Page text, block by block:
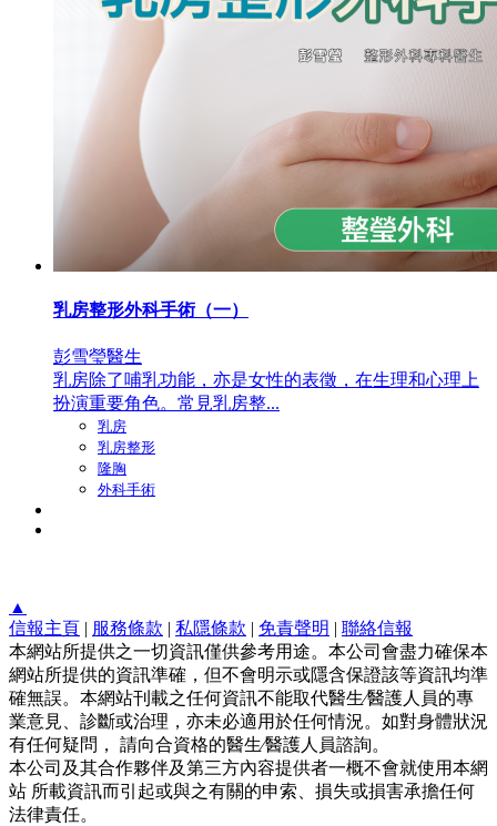
乳房整形外科手術（一）
彭雪瑩醫生
乳房除了哺乳功能，亦是女性的表徵，在生理和心理上
扮演重要角色。常見乳房整...
乳房
乳房整形
隆胸
外科手術
▲
信報主頁 | 服務條款 | 私隱條款 | 免責聲明 | 聯絡信報
本網站所提供之一切資訊僅供參考用途。本公司會盡力確保本
網站所提供的資訊準確，但不會明示或隱含保證該等資訊均準
確無誤。本網站刊載之任何資訊不能取代醫生∕醫護人員的專
業意見、診斷或治理，亦未必適用於任何情況。如對身體狀況
有任何疑問， 請向合資格的醫生∕醫護人員諮詢。
本公司及其合作夥伴及第三方內容提供者一概不會就使用本網
站 所載資訊而引起或與之有關的申索、損失或損害承擔任何
法律責任。